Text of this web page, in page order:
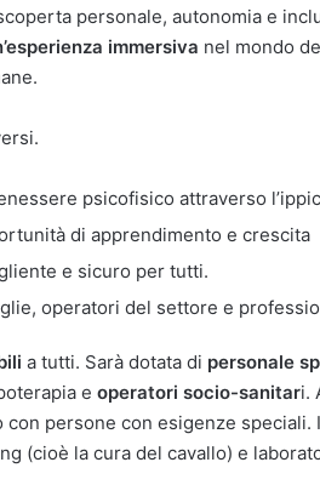
personale, autonomia e
immersiva nel mondo
psicofisico attraverso
di apprendimento e crescita
e sicuro per tutti.
operatori del settore e
a tutti. Sarà dotata di personale
e operatori socio-sanitari.
persone con esigenze
(cioè la cura del cavallo) e